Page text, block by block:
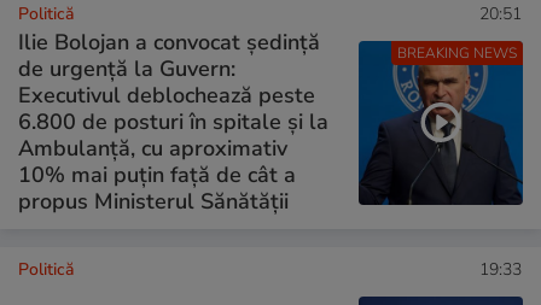
BREAKING NEWS
Politică 20:51
Ilie Bolojan a convocat ședință
de urgență la Guvern:
Executivul deblochează peste
6.800 de posturi în spitale și la
Ambulanță, cu aproximativ
10% mai puțin față de cât a
propus Ministerul Sănătății
Politică 19:33